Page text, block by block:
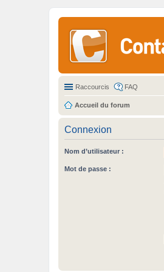
Raccourcis FAQ
Accueil du forum
Connexion
Nom d’utilisateur :
Mot de passe :